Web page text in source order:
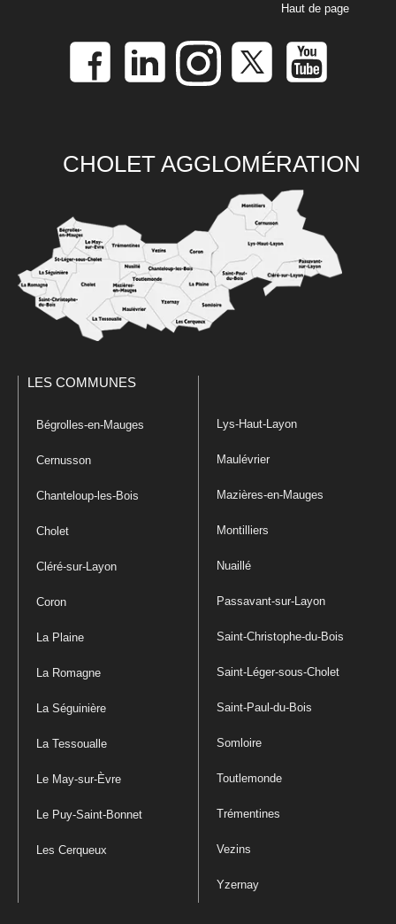
Haut de page
CHOLET AGGLOMÉRATION
LES COMMUNES
Bégrolles-en-Mauges
Cernusson
Chanteloup-les-Bois
Cholet
Cléré-sur-Layon
Coron
La Plaine
La Romagne
La Séguinière
La Tessoualle
Le May-sur-Èvre
Le Puy-Saint-Bonnet
Les Cerqueux
Lys-Haut-Layon
Maulévrier
Mazières-en-Mauges
Montilliers
Nuaillé
Passavant-sur-Layon
Saint-Christophe-du-Bois
Saint-Léger-sous-Cholet
Saint-Paul-du-Bois
Somloire
Toutlemonde
Trémentines
Vezins
Yzernay